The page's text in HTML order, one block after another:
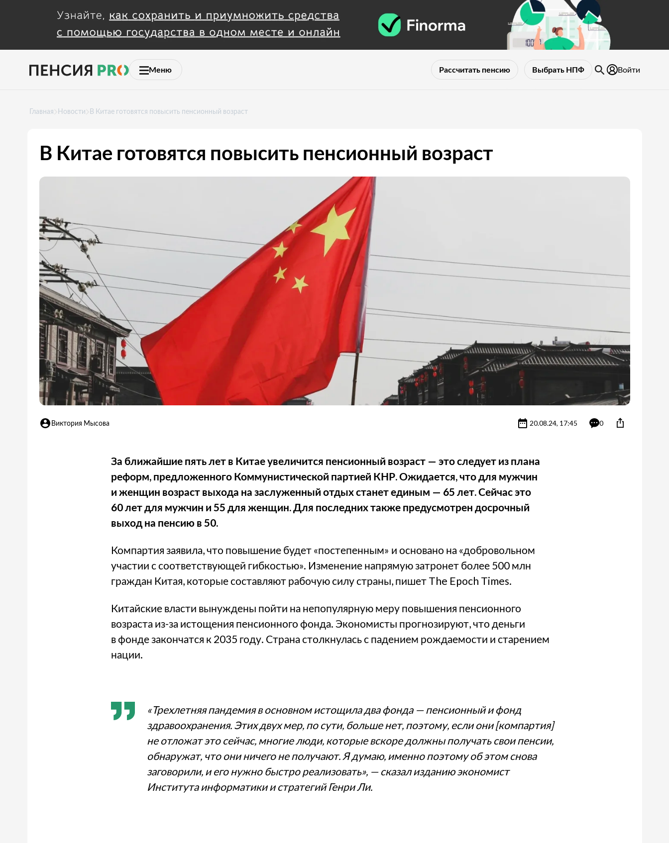
Меню Рассчитать пенсию Выбрать НПФ Войти
Главная Новости В Китае готовятся повысить пенсионный возраст
В Китае готовятся повысить пенсионный возраст
Виктория Мысова 20.08.24, 17:45 0
За ближайшие пять лет в Китае увеличится пенсионный возраст — это следует из плана
реформ, предложенного Коммунистической партией КНР. Ожидается, что для мужчин
и женщин возраст выхода на заслуженный отдых станет единым — 65 лет. Сейчас это
60 лет для мужчин и 55 для женщин. Для последних также предусмотрен досрочный
выход на пенсию в 50.
Компартия заявила, что повышение будет «постепенным» и основано на «добровольном
участии с соответствующей гибкостью». Изменение напрямую затронет более 500 млн
граждан Китая, которые составляют рабочую силу страны, пишет The Epoch Times.
Китайские власти вынуждены пойти на непопулярную меру повышения пенсионного
возраста из-за истощения пенсионного фонда. Экономисты прогнозируют, что деньги
в фонде закончатся к 2035 году. Страна столкнулась с падением рождаемости и старением
нации.
«Трехлетняя пандемия в основном истощила два фонда — пенсионный и фонд
здравоохранения. Этих двух мер, по сути, больше нет, поэтому, если они [компартия]
не отложат это сейчас, многие люди, которые вскоре должны получать свои пенсии,
обнаружат, что они ничего не получают. Я думаю, именно поэтому об этом снова
заговорили, и его нужно быстро реализовать», — сказал изданию экономист
Института информатики и стратегий Генри Ли.